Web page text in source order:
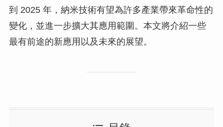
到 2025 年，納米技術有望為許多產業帶來革命性的
變化，並進一步擴大其應用範圍。本文將介紹一些
最有前途的新應用以及未來的展望。